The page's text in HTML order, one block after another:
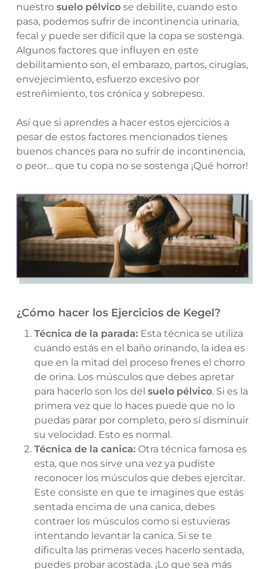
nuestro suelo pélvicose debilite, cuando esto
pasa, podemos sufrir de incontinencia urinaria,
fecal y puede ser difícil que la copa se sostenga.
Algunos factores que influyen en este
debilitamiento son, el embarazo, partos, cirugías,
envejecimiento, esfuerzo excesivo por
estreñimiento, tos crónica y sobrepeso.
Así que si aprendes a hacer estos ejercicios a
pesar de estos factores mencionados tienes
buenos chances para no sufrir de incontinencia,
o peor… que tu copa no se sostenga ¡Qué horror!
¿Cómo hacer los Ejercicios de Kegel?
Técnica de la parada:Esta técnica se utiliza
cuando estás en el baño orinando, la idea es
que en la mitad del proceso frenes el chorro
de orina. Los músculos que debes apretar
para hacerlo son los del suelo pélvico. Si es la
primera vez que lo haces puede que no lo
puedas parar por completo, pero sí disminuir
su velocidad. Esto es normal.
Técnica de la canica:Otra técnica famosa es
esta, que nos sirve una vez ya pudiste
reconocer los músculos que debes ejercitar.
Este consiste en que te imagines que estás
sentada encima de una canica, debes
contraer los músculos como si estuvieras
intentando levantar la canica. Si se te
dificulta las primeras veces hacerlo sentada,
puedes probar acostada. ¡Lo que sea más